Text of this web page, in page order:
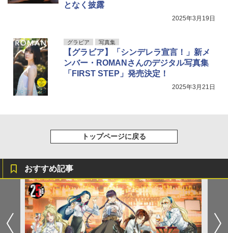
となく披露
2025年3月19日
グラビア 写真集
【グラビア】「シンデレラ宣言！」新メ
ンバー・ROMANさんのデジタル写真集
「FIRST STEP」発売決定！
2025年3月21日
トップページに戻る
おすすめ記事